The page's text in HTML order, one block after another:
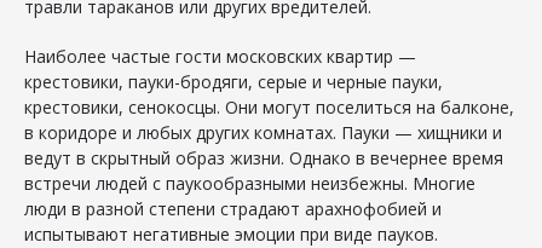
травли тараканов или других вредителей.
Наиболее частые гости московских квартир —
крестовики, пауки-бродяги, серые и черные пауки,
крестовики, сенокосцы. Они могут поселиться на балконе,
в коридоре и любых других комнатах. Пауки — хищники и
ведут в скрытный образ жизни. Однако в вечернее время
встречи людей с паукообразными неизбежны. Многие
люди в разной степени страдают арахнофобией и
испытывают негативные эмоции при виде пауков.